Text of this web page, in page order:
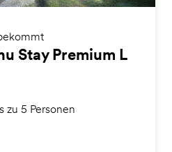
Stay Premium L
zu 5 Personen